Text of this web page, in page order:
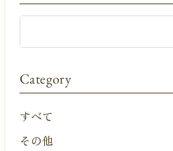
Category
すべて
その他